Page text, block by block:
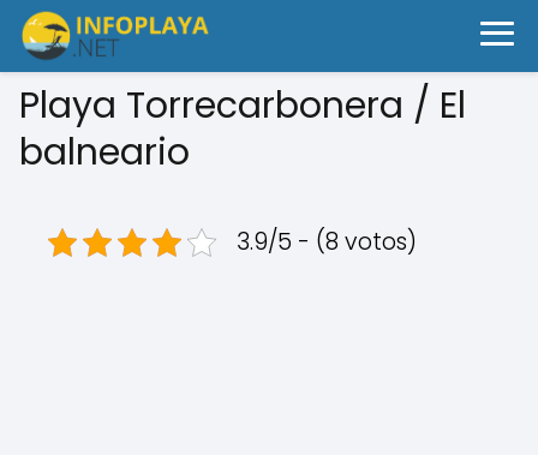
Playa Torrecarbonera / El
balneario
3.9/5 - (8 votos)